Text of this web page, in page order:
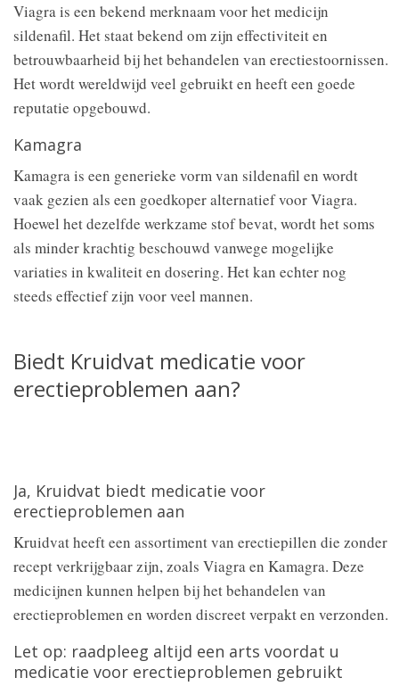
Viagra is een bekend merknaam voor het medicijn
sildenafil. Het staat bekend om zijn effectiviteit en
betrouwbaarheid bij het behandelen van erectiestoornissen.
Het wordt wereldwijd veel gebruikt en heeft een goede
reputatie opgebouwd.
Kamagra
Kamagra is een generieke vorm van sildenafil en wordt
vaak gezien als een goedkoper alternatief voor Viagra.
Hoewel het dezelfde werkzame stof bevat, wordt het soms
als minder krachtig beschouwd vanwege mogelijke
variaties in kwaliteit en dosering. Het kan echter nog
steeds effectief zijn voor veel mannen.
Biedt Kruidvat medicatie voor
erectieproblemen aan?
Ja, Kruidvat biedt medicatie voor
erectieproblemen aan
Kruidvat heeft een assortiment van erectiepillen die zonder
recept verkrijgbaar zijn, zoals Viagra en Kamagra. Deze
medicijnen kunnen helpen bij het behandelen van
erectieproblemen en worden discreet verpakt en verzonden.
Let op: raadpleeg altijd een arts voordat u
medicatie voor erectieproblemen gebruikt